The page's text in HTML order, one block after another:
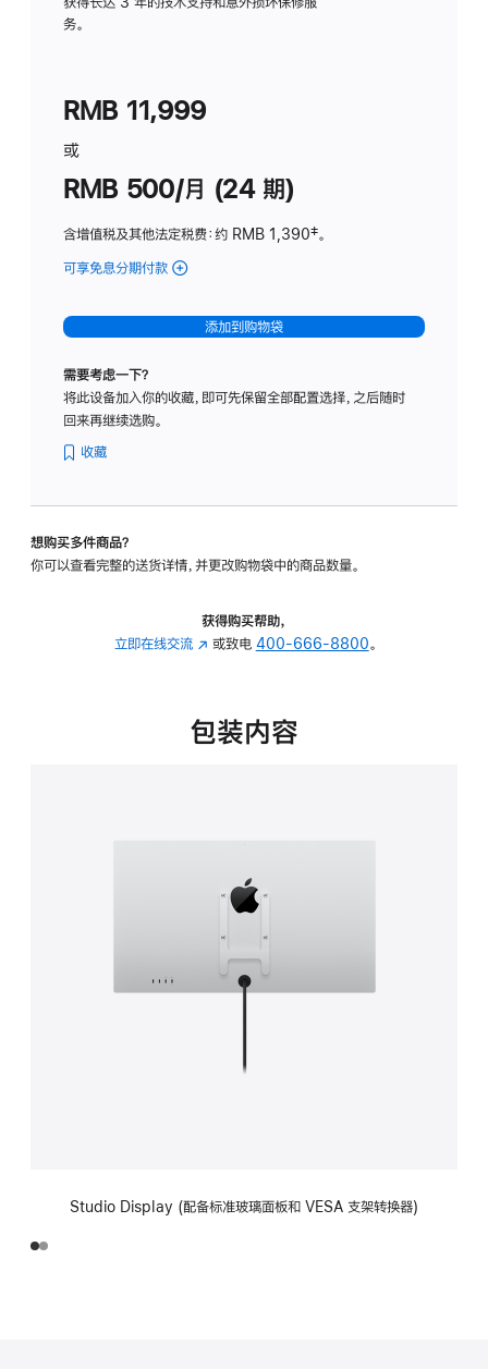
务。
RMB 11,999
或
RMB 500/月 (24 期)
含增值税及其他法定税费：约 RMB 1,390脚
‡。
可享免息分期付款 (Studio
-
标
璃
转
的
添加到购物袋
需要考虑一下？
将此设备加入你的收藏，即可先保留全部配置选择，之后随时
回来再继续选购。
收藏
想购买多件商品？
你可以查看完整的送货详情，并更改购物袋中的商品数量。
获得购买帮助，
立即在线交流 (在
中
或致电 400-666-8800。
包装内容
Studio Display (配备标准玻璃面板和 VESA 支架转换器)